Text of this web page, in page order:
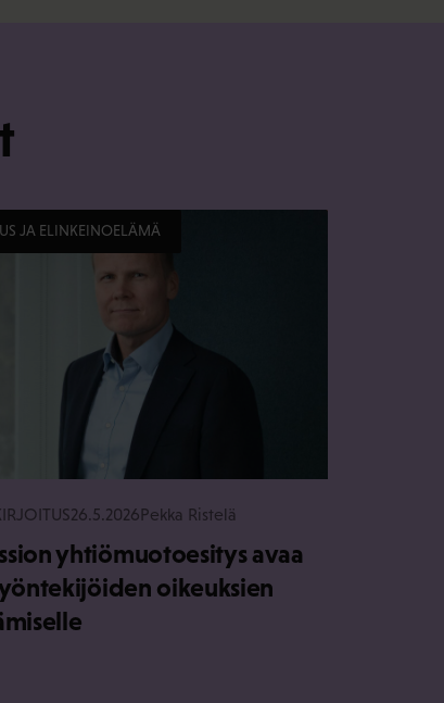
JA ELINKEINOELÄMÄ
26.5.2026Pekka Ristelä
yhtiömuotoesitys avaa
oikeuksien